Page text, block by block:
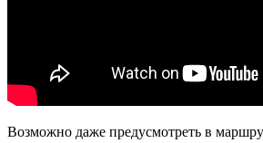
Возможно даже предусмотреть в